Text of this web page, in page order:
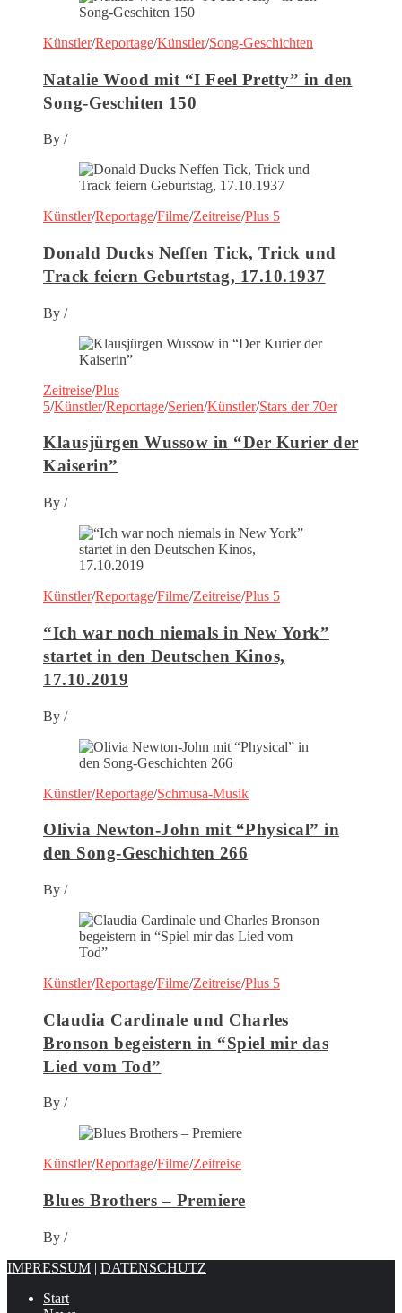
Künstler/Reportage/Künstler/Song-Geschichten
Natalie Wood mit “I Feel Pretty” in den
Song-Geschiten 150
By /
Künstler/Reportage/Filme/Zeitreise/Plus 5
Donald Ducks Neffen Tick, Trick und
Track feiern Geburtstag, 17.10.1937
By /
Zeitreise/Plus
5/Künstler/Reportage/Serien/Künstler/Stars der 70er
Klausjürgen Wussow in “Der Kurier der
Kaiserin”
By /
Künstler/Reportage/Filme/Zeitreise/Plus 5
“Ich war noch niemals in New York”
startet in den Deutschen Kinos,
17.10.2019
By /
Künstler/Reportage/Schmusa-Musik
Olivia Newton-John mit “Physical” in
den Song-Geschichten 266
By /
Künstler/Reportage/Filme/Zeitreise/Plus 5
Claudia Cardinale und Charles
Bronson begeistern in “Spiel mir das
Lied vom Tod”
By /
Künstler/Reportage/Filme/Zeitreise
Blues Brothers – Premiere
By /
IMPRESSUM | DATENSCHUTZ
Start